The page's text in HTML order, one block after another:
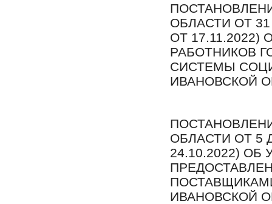
ОБЛАСТИ ОТ 31
ОТ
РАБОТНИКОВ
СИСТЕМЫ
ИВАНОВСКОЙ
ОБЛАСТИ ОТ 5
24.10.2022)
ИВАНОВСКОЙ